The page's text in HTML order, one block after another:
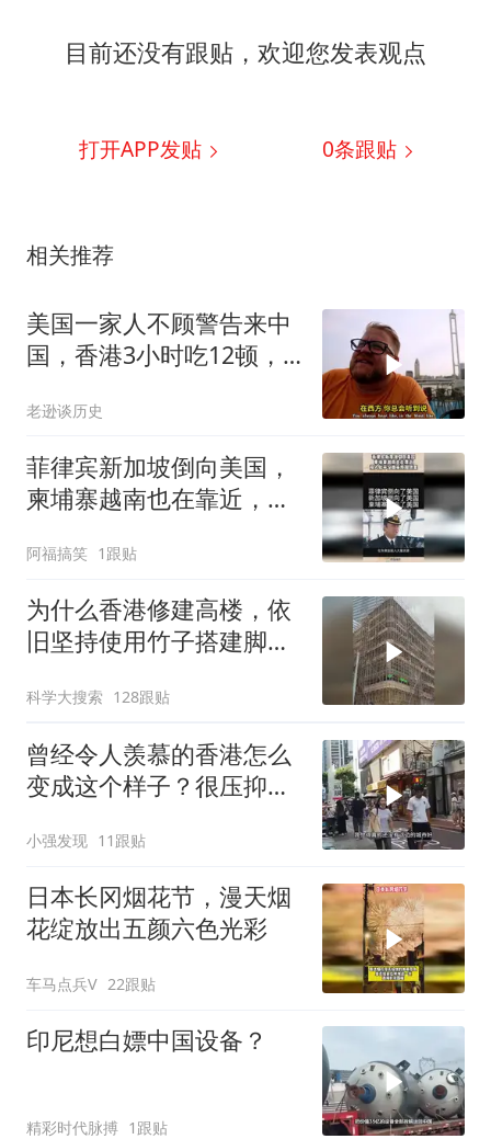
目前还没有跟贴，欢迎您发表观点
打开APP发贴 0条跟贴
相关推荐
美国一家人不顾警告来中
国，香港3小时吃12顿，
老逊谈历史
菲律宾新加坡倒向美国，
柬埔寨越南也在靠近，投
阿福搞笑 1跟贴
为什么香港修建高楼，依
旧坚持使用竹子搭建脚手
科学大搜索 128跟贴
曾经令人羡慕的香港怎么
变成这个样子？很压抑，
小强发现 11跟贴
日本长冈烟花节，漫天烟
花绽放出五颜六色光彩
车马点兵V 22跟贴
印尼想白嫖中国设备？
精彩时代脉搏 1跟贴